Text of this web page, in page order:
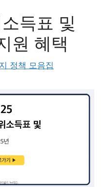
득표 및
원 혜택
정책 모음집